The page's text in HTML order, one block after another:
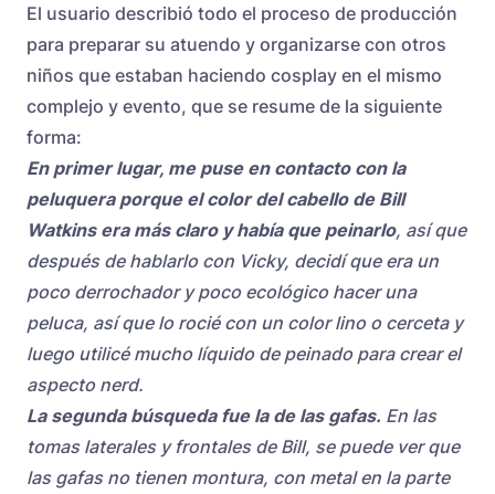
El usuario describió todo el proceso de producción
para preparar su atuendo y organizarse con otros
niños que estaban haciendo cosplay en el mismo
complejo y evento, que se resume de la siguiente
forma:
En primer lugar, me puse en contacto con la
peluquera porque el color del cabello de Bill
Watkins era más claro y había que peinarlo, así que
después de hablarlo con Vicky, decidí que era un
poco derrochador y poco ecológico hacer una
peluca, así que lo rocié con un color lino o cerceta y
luego utilicé mucho líquido de peinado para crear el
aspecto nerd.
La segunda búsqueda fue la de las gafas. En las
tomas laterales y frontales de Bill, se puede ver que
las gafas no tienen montura, con metal en la parte